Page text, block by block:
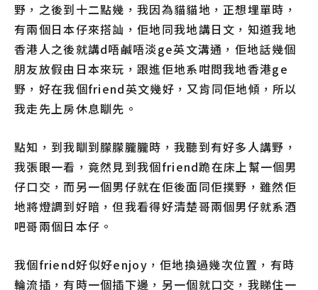
野，之後到十二點幾，我因為貓貓地，正想埋單時，
有兩個日本仔來搭訕，佢地同我地講日文，知道我地
香港人之後就講d唔鹹唔淡ge英文溝通，佢地話幾個
朋友放假由日本來玩，跟進佢地系咁問我地香港ge
野，好在我個friend英文幾好，又肯同佢地傾，所以
我走先上房休息瞓先。
點知，到我瞓到朦朦朧朧時，我聽到有好多人講野，
我張眼一看，竟然見到我個friend跪在床上幫一個男
仔口交，而另一個男仔就在佢後面同佢撲野，雖然佢
地將燈調到好暗，但我看得好清楚哥兩個男仔就系酒
吧哥兩個日本仔。
我個friend好似好enjoy，佢地換過幾次位置，有時
輪流插，有時一個插下邊，另一個就口交，我睇住一